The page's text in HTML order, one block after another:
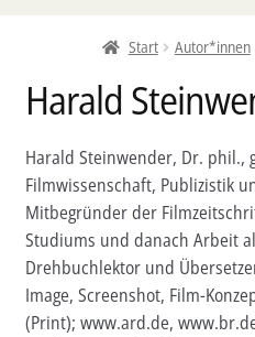
Coming Soon
Politik
PROKLA
Open Access
Film & Kultur
Autor*innen
Aktuelles
Start Autor*innen
Harald
Harald Steinwender, Dr. phil.,
Filmwissenschaft, Publizistik
Mitbegründer der
Studiums und danach Arbeit
Drehbuchlektor und
Image, Screenshot, Film-
(Print); www.ard.de,